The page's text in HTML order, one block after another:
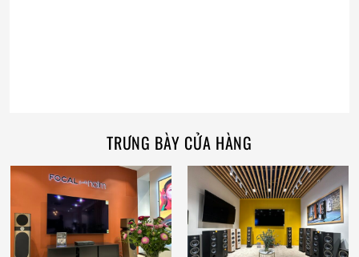
TRƯNG BÀY CỬA HÀNG